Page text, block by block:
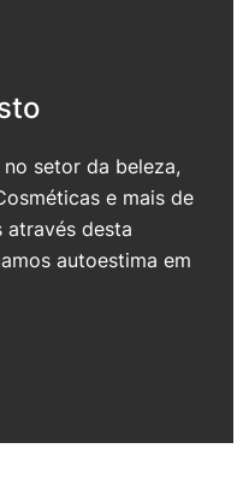
setor da beleza,
e mais de
através desta
autoestima em